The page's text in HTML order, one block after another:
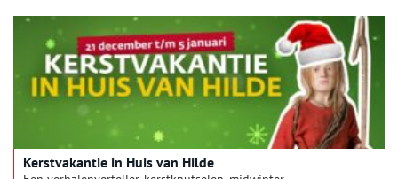
Kerstvakantie in Huis van Hilde